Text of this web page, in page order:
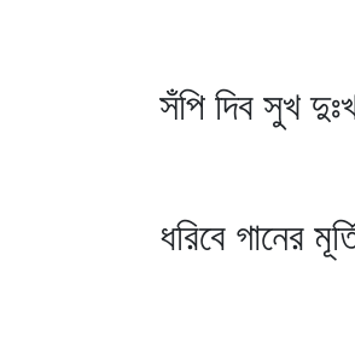
সঁপি দিব সুখ
তব
ধরিবে গানের
শুনিব